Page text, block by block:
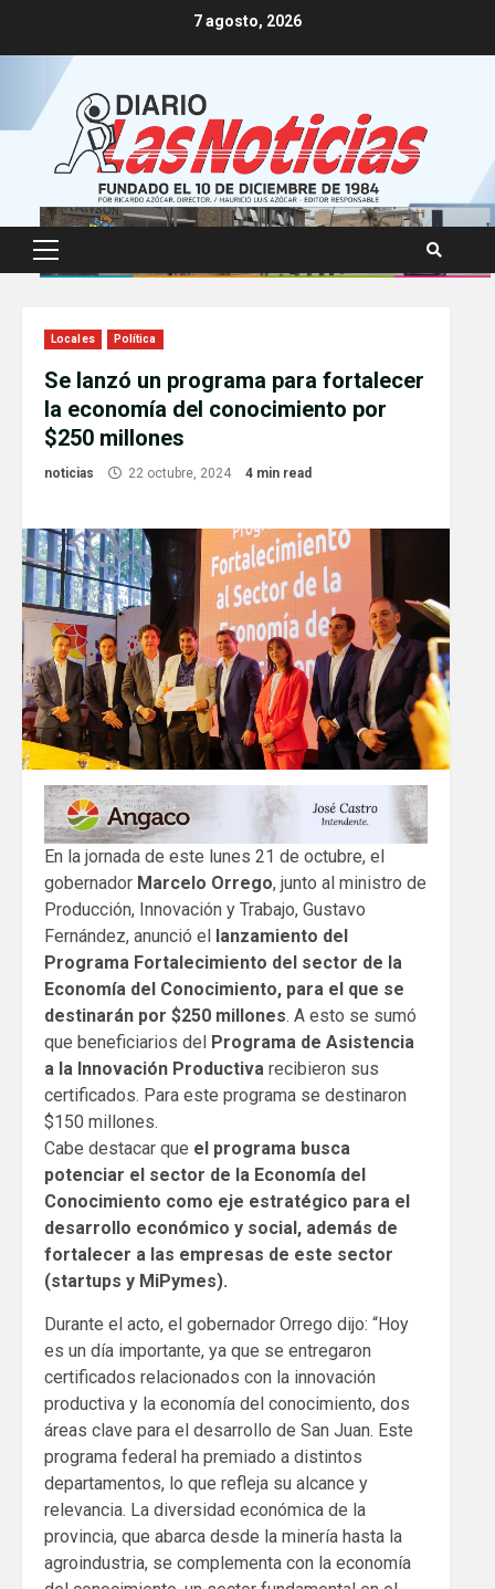
7 agosto, 2026
Primary
Menu
Locales Política
Se lanzó un programa para fortalecer
la economía del conocimiento por
$250 millones
noticias 22 octubre, 2024 4 min read
En la jornada de este lunes 21 de octubre, el
gobernador Marcelo Orrego, junto al ministro de
Producción, Innovación y Trabajo, Gustavo
Fernández, anunció el lanzamiento del
Programa Fortalecimiento del sector de la
Economía del Conocimiento, para el que se
destinarán por $250 millones. A esto se sumó
que beneficiarios del Programa de Asistencia
a la Innovación Productiva recibieron sus
certificados. Para este programa se destinaron
$150 millones.
Cabe destacar que el programa busca
potenciar el sector de la Economía del
Conocimiento como eje estratégico para el
desarrollo económico y social, además de
fortalecer a las empresas de este sector
(startups y MiPymes).
Durante el acto, el gobernador Orrego dijo: “Hoy
es un día importante, ya que se entregaron
certificados relacionados con la innovación
productiva y la economía del conocimiento, dos
áreas clave para el desarrollo de San Juan. Este
programa federal ha premiado a distintos
departamentos, lo que refleja su alcance y
relevancia. La diversidad económica de la
provincia, que abarca desde la minería hasta la
agroindustria, se complementa con la economía